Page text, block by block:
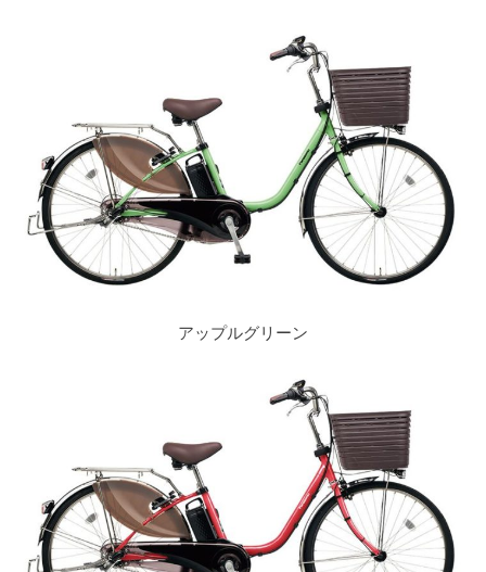
アップルグリーン